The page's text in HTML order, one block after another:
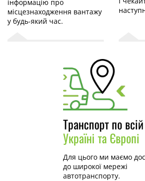
інформацію про
місцезнаходження вантажу
у будь-який час.
Транспорт по всій
Україні та Європі
Для цього ми маємо
до широкої мережі
автотранспорту.